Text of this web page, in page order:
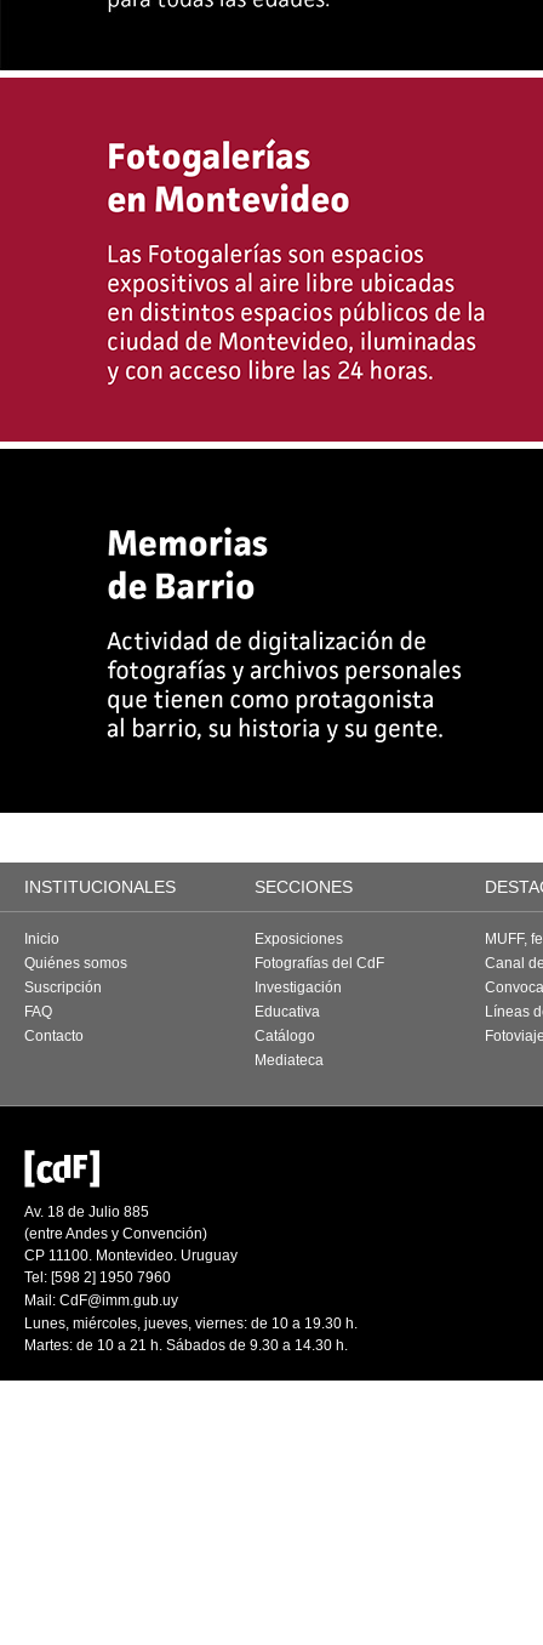
INSTITUCIONALES SECCIONES
Inicio
Quiénes somos
Suscripción
FAQ
Contacto
Exposiciones
Fotografías del CdF
Investigación
Educativa
Catálogo
Mediateca
MUFF,
Canal
Líneas
Av. 18 de Julio 885
(entre Andes y Convención)
CP 11100. Montevideo. Uruguay
Tel: [598 2] 1950 7960
Mail: CdF@imm.gub.uy
Lunes, miércoles, jueves, viernes: de 10 a 19.30 h.
Martes: de 10 a 21 h. Sábados de 9.30 a 14.30 h.